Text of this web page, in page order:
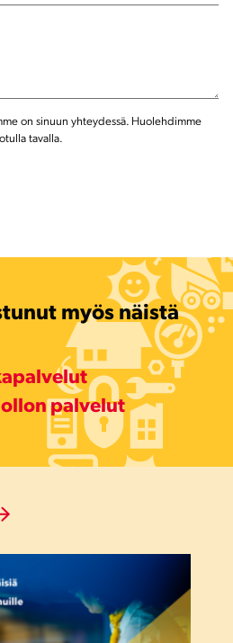
on sinuun yhteydessä. Huolehdimme
tavalla.
myös näistä
palvelut